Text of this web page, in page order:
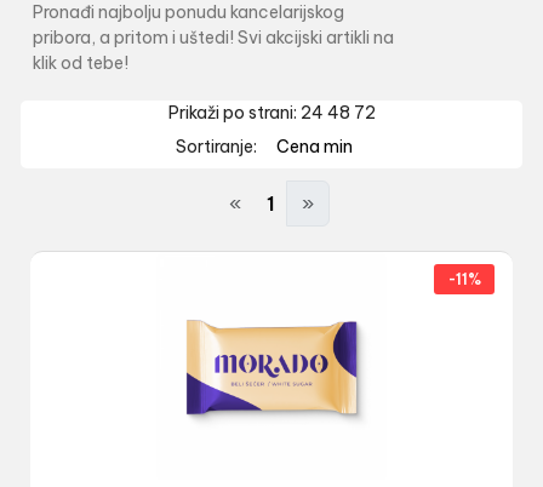
Pronađi najbolju ponudu kancelarijskog
pribora, a pritom i uštedi! Svi akcijski artikli na
klik od tebe!
Prikaži po strani: 24 48 72
Sortiranje:
Cena min
« 1 »
-11%